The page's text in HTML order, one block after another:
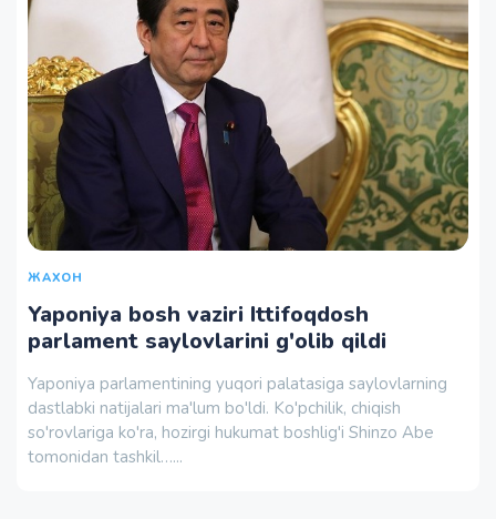
ЖАХОН
Yaponiya bosh vaziri Ittifoqdosh
parlament saylovlarini g'olib qildi
Yaponiya parlamentining yuqori palatasiga saylovlarning
dastlabki natijalari ma'lum bo'ldi. Ko'pchilik, chiqish
so'rovlariga ko'ra, hozirgi hukumat boshlig'i Shinzo Abe
tomonidan tashkil…...